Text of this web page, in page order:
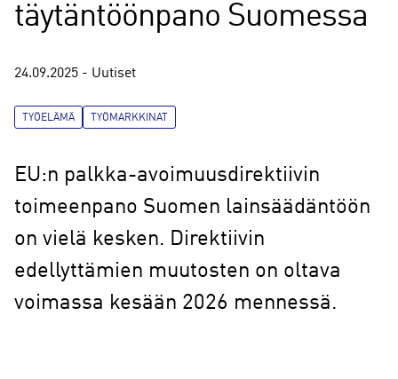
täytäntöönpano Suomessa
24.09.2025 - Uutiset
TYÖELÄMÄ TYÖMARKKINAT
EU:n palkka-avoimuusdirektiivin
toimeenpano Suomen lainsäädäntöön
on vielä kesken. Direktiivin
edellyttämien muutosten on oltava
voimassa kesään 2026 mennessä.